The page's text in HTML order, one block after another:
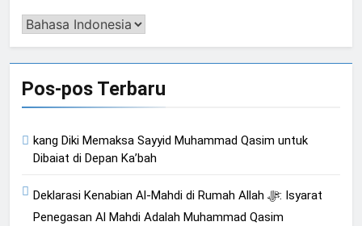
Pengalih
Pos-pos Terbaru
kang Diki Memaksa Sayyid Muhammad Qasim untuk
Dibaiat di Depan Ka’bah
Deklarasi Kenabian Al-Mahdi di Rumah Allah ﷻ: Isyarat
Penegasan Al Mahdi Adalah Muhammad Qasim